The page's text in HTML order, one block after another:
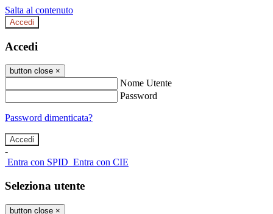
Salta al contenuto
Accedi
Accedi
button close ×
Nome Utente
Password
Password dimenticata?
-
Entra con SPID Entra con CIE
Seleziona utente
button close ×